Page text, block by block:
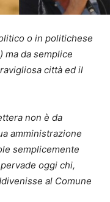
o in politichese
ma da semplice
città ed il
non è da
amministrazione
semplicemente
oggi chi,
al Comune